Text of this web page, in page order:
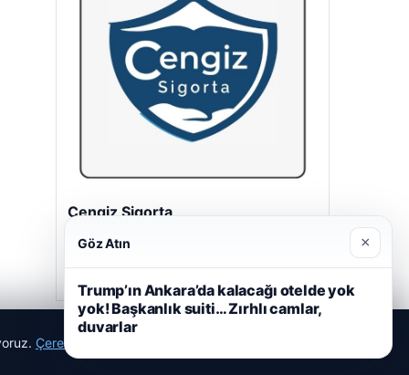
Cengiz Sigorta
Çerez Politikamız
Göz Atın ×
Trump’ın Ankara’da kalacağı otelde yok
yok! Başkanlık suiti… Zırhlı camlar,
duvarlar